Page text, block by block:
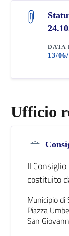
DATA
13/
Ufficio
Il
costituito
Municipio di
Piazza
San